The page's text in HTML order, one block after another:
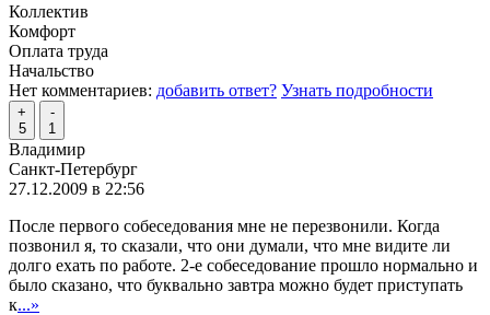
Коллектив
Комфорт
Оплата труда
Начальство
Нет комментариев: добавить ответ? Узнать подробности
+
5
-
1
Владимир
Санкт-Петербург
27.12.2009 в 22:56
После первого собеседования мне не перезвонили. Когда
позвонил я, то сказали, что они думали, что мне видите ли
долго ехать по работе. 2-е собеседование прошло нормально и
было сказано, что буквально завтра можно будет приступать
к...»